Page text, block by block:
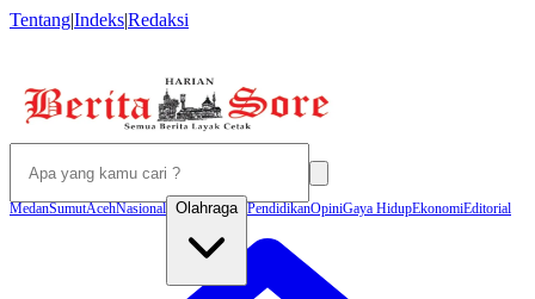
Tentang|Indeks|Redaksi
MedanSumutAcehNasional Olahraga PendidikanOpiniGaya HidupEkonomiEditorial